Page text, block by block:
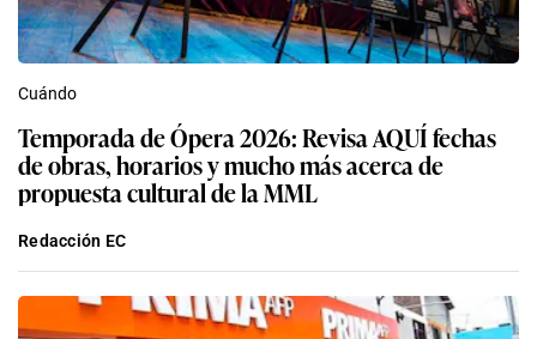
Cuándo
Temporada de Ópera 2026: Revisa AQUÍ fechas
de obras, horarios y mucho más acerca de
propuesta cultural de la MML
Redacción EC